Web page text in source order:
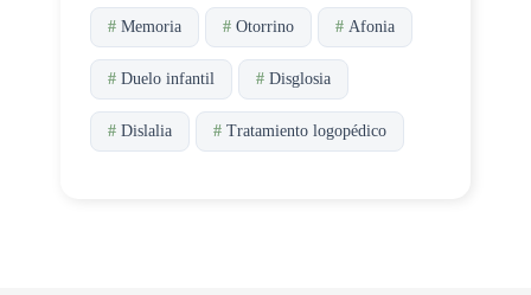
# Memoria # Otorrino # Afonia
# Duelo infantil # Disglosia
# Dislalia # Tratamiento logopédico